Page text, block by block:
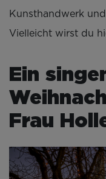
Kunsthandwerk
Vielleicht wirst du
Ein
Frau